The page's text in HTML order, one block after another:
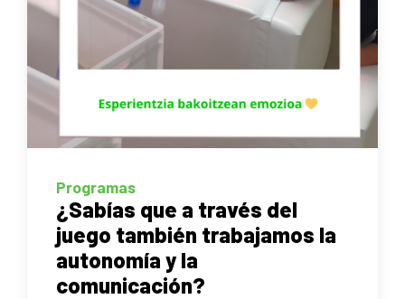
Programas
¿Sabías que a través del
juego también trabajamos la
autonomía y la
comunicación?